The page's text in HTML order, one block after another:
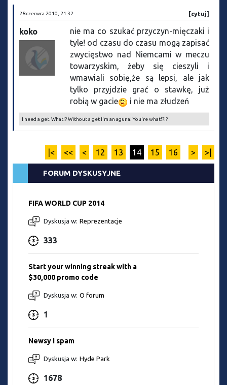
28 czerwca 2010, 21:32 [cytuj]
koko
nie ma co szukać przyczyn-mięczaki i
tyle! od czasu do czasu mogą zapisać
zwycięstwo nad Niemcami w meczu
towarzyskim, żeby się cieszyli i
wmawiali sobię,że są lepsi, ale jak
tylko przyjdzie grać o stawkę, już
robią w gacie
i nie ma złudzeń
I need a get. What!? Without a get I'm an aguna! You're what!?!?
|< << < 12 13 14 15 16 > >|
FORUM DYSKUSYJNE
FIFA WORLD CUP 2014
Dyskusja w: Reprezentacje
333
Start your winning streak with a
$30,000 promo code
Dyskusja w: O forum
1
Newsy i spam
Dyskusja w: Hyde Park
1678